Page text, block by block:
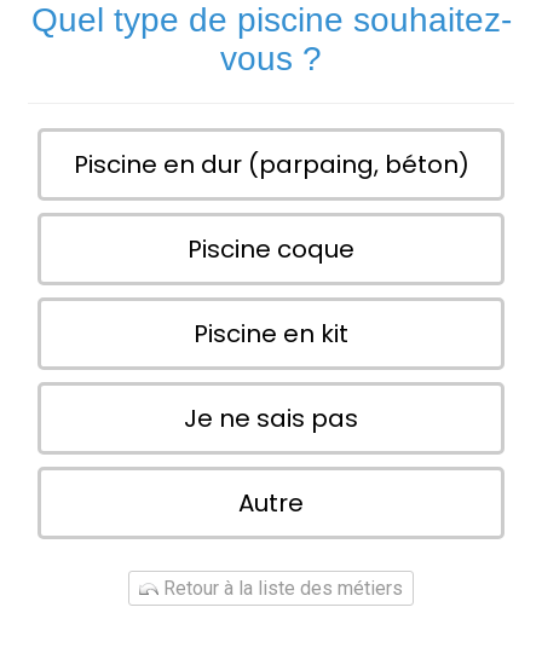
Quel type de piscine souhaitez-
vous ?
Piscine en dur (parpaing, béton)
Piscine coque
Piscine en kit
Je ne sais pas
Autre
Retour à la liste des métiers